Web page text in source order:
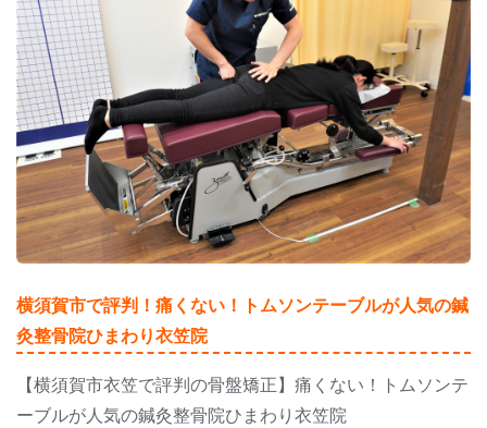
横須賀市で評判！痛くない！トムソンテーブルが人気の鍼
灸整骨院ひまわり衣笠院
【横須賀市衣笠で評判の骨盤矯正】痛くない！トムソンテ
ーブルが人気の鍼灸整骨院ひまわり衣笠院